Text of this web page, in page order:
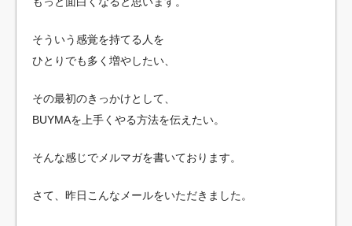
そういう感覚を持てる人を
ひとりでも多く増やしたい、
その最初のきっかけとして、
BUYMAを上手くやる方法を伝えたい。
そんな感じでメルマガを書いております。
さて、昨日こんなメールをいただきました。